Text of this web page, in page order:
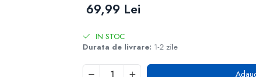
69,99 Lei
IN STOC
Durata de livrare: 1-2 zile